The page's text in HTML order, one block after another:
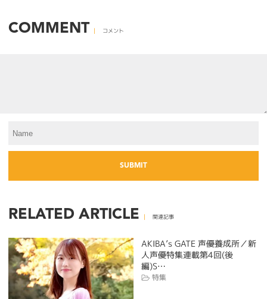
COMMENT コメント
RELATED ARTICLE 関連記事
AKIBA’s GATE 声優養成所／新
人声優特集連載第4回(後
編)S…
特集